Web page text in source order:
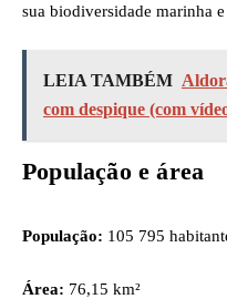
sua biodiversidade marinha e
LEIA TAMBÉM
com despique (com
População e área
População: 105 795
Área: 76,15 km²